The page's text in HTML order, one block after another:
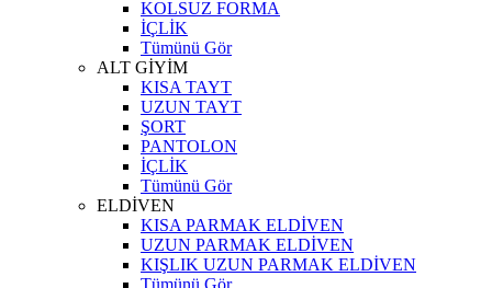
KOLSUZ FORMA
İÇLİK
Tümünü Gör
ALT GİYİM
KISA TAYT
UZUN TAYT
ŞORT
PANTOLON
İÇLİK
Tümünü Gör
ELDİVEN
KISA PARMAK ELDİVEN
UZUN PARMAK ELDİVEN
KIŞLIK UZUN PARMAK ELDİVEN
Tümünü Gör